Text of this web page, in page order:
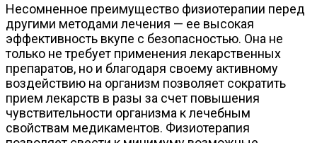
Несомненное преимущество физиотерапии перед
другими методами лечения — ее высокая
эффективность вкупе с безопасностью. Она не
только не требует применения лекарственных
препаратов, но и благодаря своему активному
воздействию на организм позволяет сократить
прием лекарств в разы за счет повышения
чувствительности организма к лечебным
свойствам медикаментов. Физиотерапия